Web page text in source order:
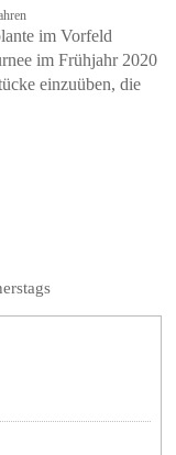
im Vorfeld
im Frühjahr 2020
einzuüben, die